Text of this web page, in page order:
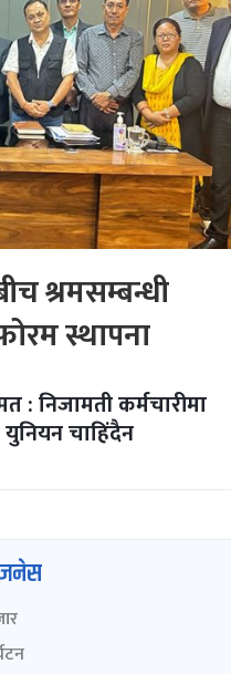
श्रमसम्बन्धी
स्थापना
: निजामती कर्मचारीमा
चाहिंदैन